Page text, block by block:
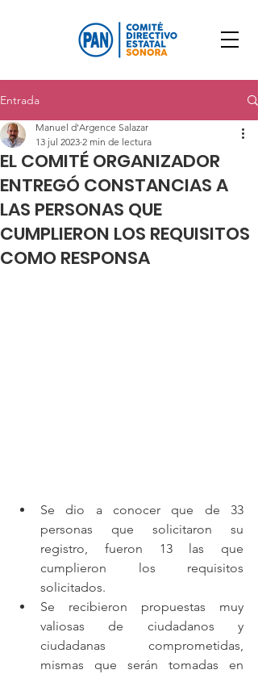
Entrada
EL COMITÉ ORGANIZADOR
ENTREGÓ CONSTANCIAS A
LAS PERSONAS QUE
CUMPLIERON LOS REQUISITOS
COMO RESPONSA
Manuel d'Argence Salazar
13 jul 2023 2 min de lectura
Se dio a conocer que de 33
personas que solicitaron su
registro, fueron 13 las que
cumplieron los requisitos
solicitados.
Se recibieron propuestas muy
valiosas de ciudadanos y
ciudadanas comprometidas,
mismas que serán tomadas en